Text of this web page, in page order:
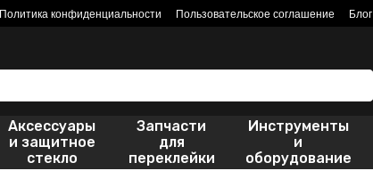
Политика конфиденциальности Пользовательское соглашение Блог
Аксессуары
и защитное
стекло
Запчасти
для
переклейки
Инструменты
и
оборудование